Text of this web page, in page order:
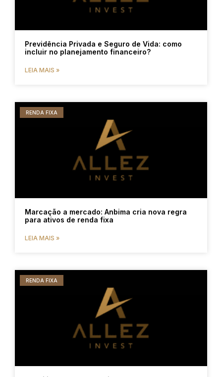
Previdência Privada e Seguro de Vida: como
incluir no planejamento financeiro?
LEIA MAIS »
RENDA FIXA
Marcação a mercado: Anbima cria nova regra
para ativos de renda fixa
LEIA MAIS »
RENDA FIXA